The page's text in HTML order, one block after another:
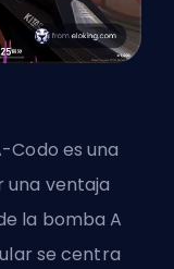
Codo es una
ventaja
la bomba A
se centra